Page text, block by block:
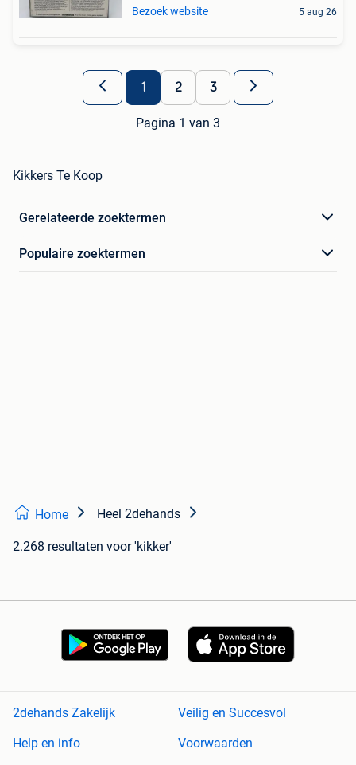
Bezoek website 5 aug 26
1 2 3
Pagina 1 van 3
Kikkers Te Koop
Gerelateerde zoektermen
Populaire zoektermen
Home Heel 2dehands
2.268 resultaten voor 'kikker'
2dehands Zakelijk
Veilig en Succesvol
Help en info
Voorwaarden